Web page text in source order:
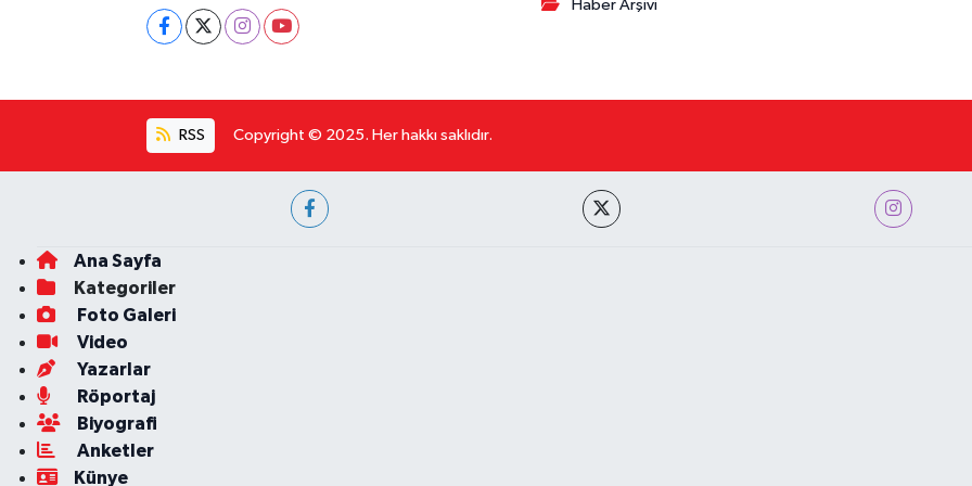
Haber Arşivi
RSS Copyright © 2025. Her hakkı saklıdır.
Ana Sayfa
Kategoriler
Foto Galeri
Video
Yazarlar
Röportaj
Biyografi
Anketler
Künye